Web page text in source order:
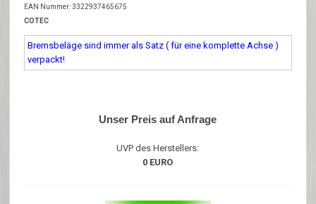
EAN Nummer: 3322937465675
COTEC
Bremsbeläge sind immer als Satz ( für eine komplette Achse )
verpackt!
Unser Preis auf Anfrage
UVP des Herstellers:
0 EURO